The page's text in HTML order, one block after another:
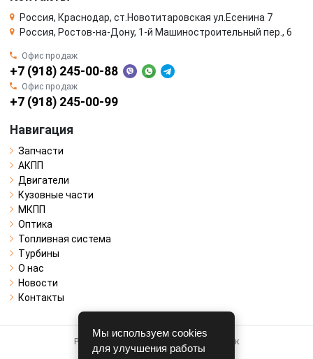
Россия, Краснодар, ст.Новотитаровская ул.Есенина 7
Россия, Ростов-на-Дону, 1-й Машиностроительный пер., 6
Офис продаж
+7 (918) 245-00-88
Офис продаж
+7 (918) 245-00-99
Навигация
Запчасти
АКПП
Двигатели
Кузовные части
МКПП
Оптика
Топливная система
Турбины
О нас
Новости
Контакты
Работает на системе для авторазборок
CARRO.БИЗНЕС
Мы используем cookies
для улучшения работы